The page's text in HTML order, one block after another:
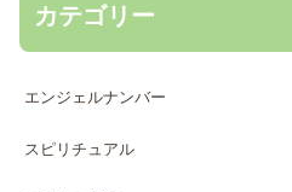
カテゴリー
エンジェルナンバー
スピリチュアル